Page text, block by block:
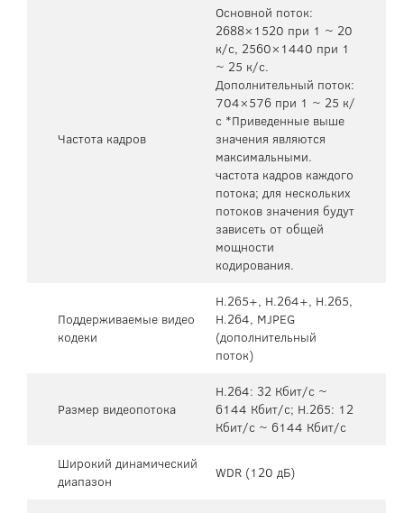
Частота кадров
Основной поток:
2688×1520 при 1 ~ 20
к/c, 2560×1440 при 1
~ 25 к/c.
Дополнительный поток:
704×576 при 1 ~ 25 к/
с *Приведенные выше
значения являются
максимальными.
частота кадров каждого
потока; для нескольких
потоков значения будут
зависеть от общей
мощности
кодирования.
Поддерживаемые видео
кодеки
H.265+, H.264+, H.265,
H.264, MJPEG
(дополнительный
поток)
Размер видеопотока
H.264: 32 Кбит/с ~
6144 Кбит/с; H.265: 12
Кбит/с ~ 6144 Кбит/с
Широкий динамический
диапазон
WDR (120 дБ)